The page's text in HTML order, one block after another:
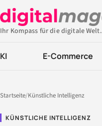
Ihr Kompass für die digitale Welt.
KI E-Commerce
Startseite/Künstliche Intelligenz
KÜNSTLICHE INTELLIGENZ